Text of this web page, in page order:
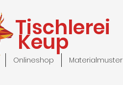
Keup
Tischlerei
Onlineshop Materialmuster